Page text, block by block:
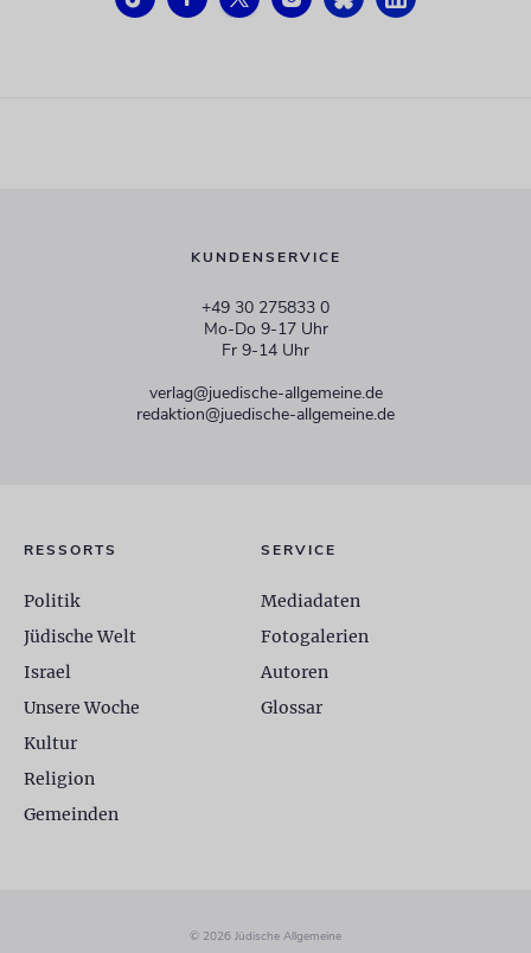
KUNDENSERVICE
+49 30 275833 0
Mo-Do 9-17 Uhr
Fr 9-14 Uhr
verlag@juedische-allgemeine.de
redaktion@juedische-allgemeine.de
RESSORTS
Politik
Jüdische Welt
Israel
Unsere Woche
Kultur
Religion
Gemeinden
SERVICE
Mediadaten
Fotogalerien
Autoren
Glossar
© 2026 Jüdische Allgemeine